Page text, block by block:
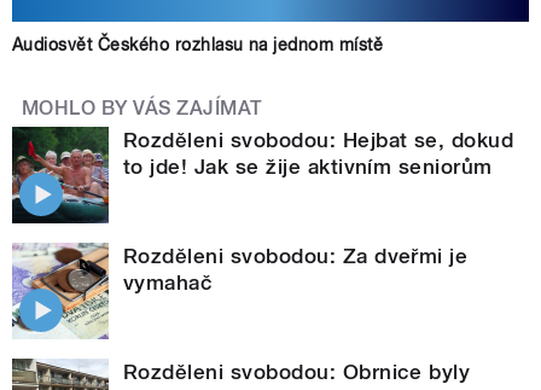
Audiosvět Českého rozhlasu na jednom místě
MOHLO BY VÁS ZAJÍMAT
Rozděleni svobodou: Hejbat se, dokud
to jde! Jak se žije aktivním seniorům
Rozděleni svobodou: Za dveřmi je
vymahač
Rozděleni svobodou: Obrnice byly